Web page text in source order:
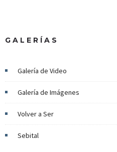
GALERÍAS
Galería de Video
Galería de Imágenes
Volver a Ser
Sebital